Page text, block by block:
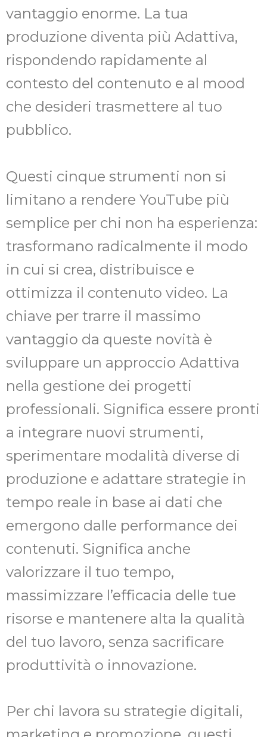
vantaggio enorme. La tua
produzione diventa più Adattiva,
rispondendo rapidamente al
contesto del contenuto e al mood
che desideri trasmettere al tuo
pubblico.
Questi cinque strumenti non si
limitano a rendere YouTube più
semplice per chi non ha esperienza:
trasformano radicalmente il modo
in cui si crea, distribuisce e
ottimizza il contenuto video. La
chiave per trarre il massimo
vantaggio da queste novità è
sviluppare un approccio Adattiva
nella gestione dei progetti
professionali. Significa essere pronti
a integrare nuovi strumenti,
sperimentare modalità diverse di
produzione e adattare strategie in
tempo reale in base ai dati che
emergono dalle performance dei
contenuti. Significa anche
valorizzare il tuo tempo,
massimizzare l’efficacia delle tue
risorse e mantenere alta la qualità
del tuo lavoro, senza sacrificare
produttività o innovazione.
Per chi lavora su strategie digitali,